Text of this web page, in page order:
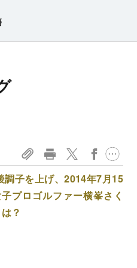
調子を上げ、2014年7月15
プロゴルファー横峯さく
？